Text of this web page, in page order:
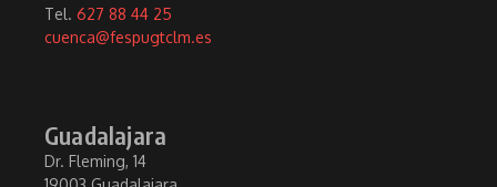
Tel. 627 88 44 25
cuenca@fespugtclm.es
Guadalajara
Dr. Fleming, 14